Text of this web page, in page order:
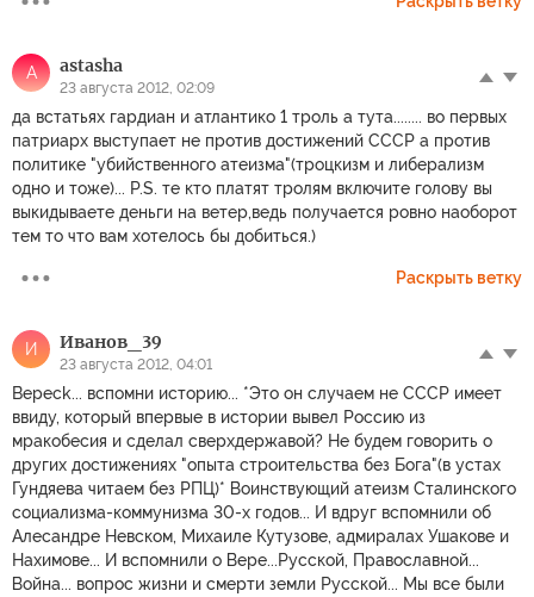
A astasha
23 августа 2012, 02:09
да встатьях гардиан и атлантико 1 троль а тута........ во первых
патриарх выступает не против достижений СССР а против
политике "убийственного атеизма"(троцкизм и либерализм
одно и тоже)... P.S. те кто платят тролям включите голову вы
выкидываете деньги на ветер,ведь получается ровно наоборот
тем то что вам хотелось бы добиться.)
Раскрыть ветку
И Иванов_39
23 августа 2012, 04:01
Bepeck... вспомни историю... *Это он случаем не СССР имеет
ввиду, который впервые в истории вывел Россию из
мракобесия и сделал сверхдержавой? Не будем говорить о
других достижениях "опыта строительства без Бога"(в устах
Гундяева читаем без РПЦ)* Воинствующий атеизм Сталинского
социализма-коммунизма 30-х годов... И вдруг вспомнили об
Алесандре Невском, Михаиле Кутузове, адмиралах Ушакове и
Нахимове... И вспомнили о Вере...Русской, Православной...
Война... вопрос жизни и смерти земли Русской... Мы все были